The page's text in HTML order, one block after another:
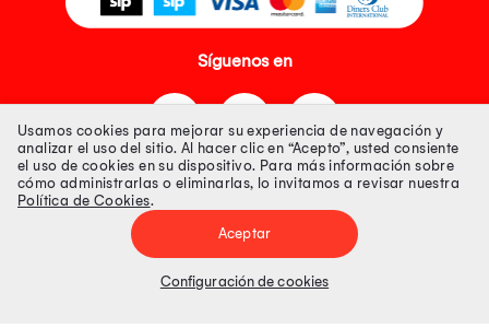
Síguenos en
Tienda 100% Segura
Tiendas Peruanas S.A. R.U.C. Nº 20493020618. Todos los derechos
Precios disponibles solo en www.oechsle.pe. Precios online publicados
Usamos cookies para mejorar su experiencia de navegación y
analizar el uso del sitio. Al hacer clic en “Acepto”, usted consiente
el uso de cookies en su dispositivo. Para más información sobre
cómo administrarlas o eliminarlas, lo invitamos a revisar nuestra
Política de Cookies.
Aceptar
Configuración de cookies